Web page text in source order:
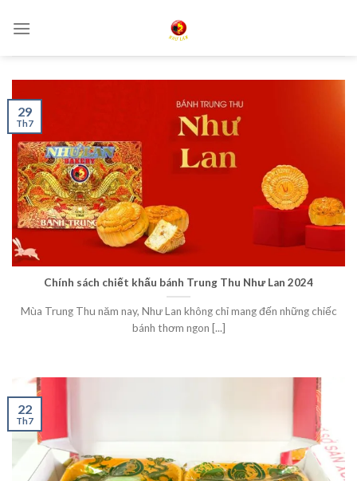
Chính sách chiết khấu bánh Trung Thu Như Lan 2024
Mùa Trung Thu năm nay, Như Lan không chỉ mang đến những chiếc
bánh thơm ngon [...]
29
Th7
22
Th7